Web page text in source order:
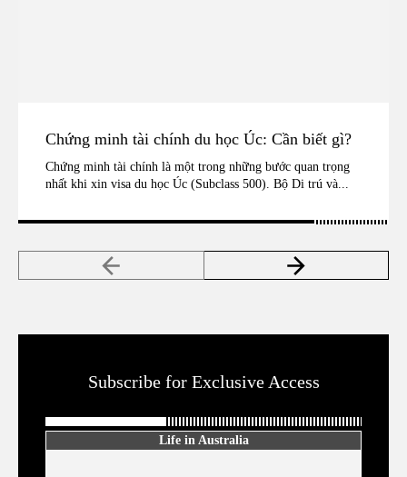
Chứng minh tài chính du học Úc: Cần biết gì?
Chứng minh tài chính là một trong những bước quan trọng
nhất khi xin visa du học Úc (Subclass 500). Bộ Di trú và...
Subscribe for Exclusive Access
Life in Australia